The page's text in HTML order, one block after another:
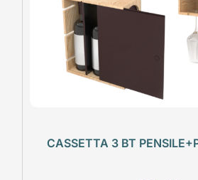
CASSETTA 3 BT